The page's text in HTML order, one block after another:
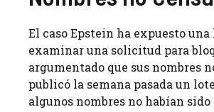
El caso Epstein ha expuesto
examinar una solicitud para
argumentado que sus nombres
publicó la semana pasada un
algunos nombres no habían